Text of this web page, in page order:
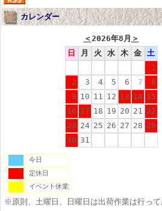
カレンダー
＜2026年8月 ＞
日
月 火 水 木 金 土
1
2
3 4 5 6 7
8
9 10 11 12 13 14 15
16 17 18 19 20 21 22
23 24 25 26 27 28 29
30 31
今日
定休日
イベント休業
※原則、土曜日、日曜日は出荷作業は行って